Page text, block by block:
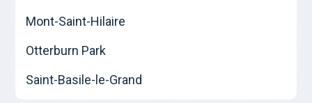
Mont-Saint-Hilaire
Otterburn Park
Saint-Basile-le-Grand